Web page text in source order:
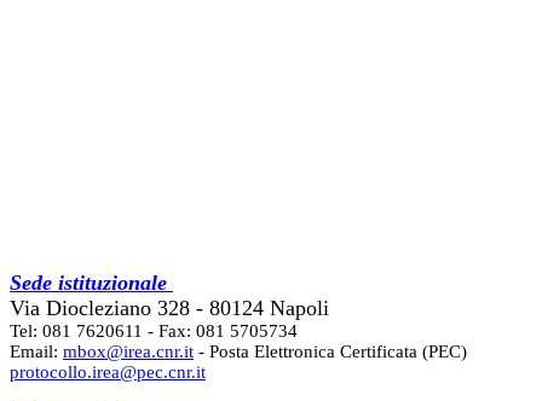
Sede istituzionale
Via Diocleziano 328 - 80124 Napoli
Tel: 081 7620611 - Fax: 081 5705734
Email: mbox@irea.cnr.it - Posta Elettronica Certificata (PEC)
protocollo.irea@pec.cnr.it